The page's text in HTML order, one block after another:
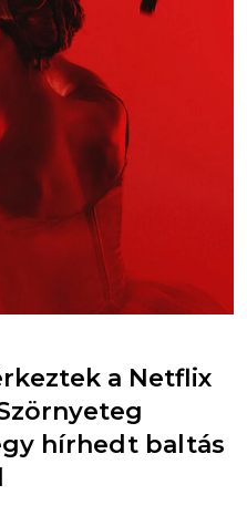
a Netflix
hírhedt baltás